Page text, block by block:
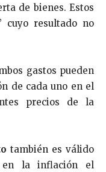
de bienes. Estos
cuyo resultado no
gastos pueden
de cada uno en el
precios de la
también es válido
en la inflación el